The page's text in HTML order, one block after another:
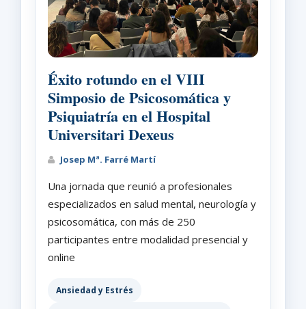
Éxito rotundo en el VIII
Simposio de Psicosomática y
Psiquiatría en el Hospital
Universitari Dexeus
Josep Mª. Farré Martí
Una jornada que reunió a profesionales
especializados en salud mental, neurología y
psicosomática, con más de 250
participantes entre modalidad presencial y
online
Ansiedad y Estrés